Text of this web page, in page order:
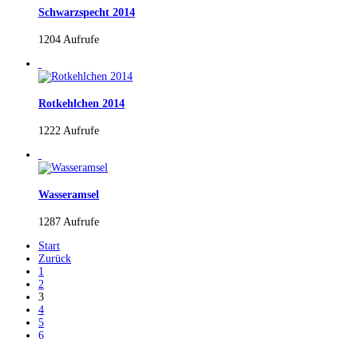
Schwarzspecht 2014
1204 Aufrufe
Rotkehlchen 2014
1222 Aufrufe
Wasseramsel
1287 Aufrufe
Start
Zurück
1
2
3
4
5
6